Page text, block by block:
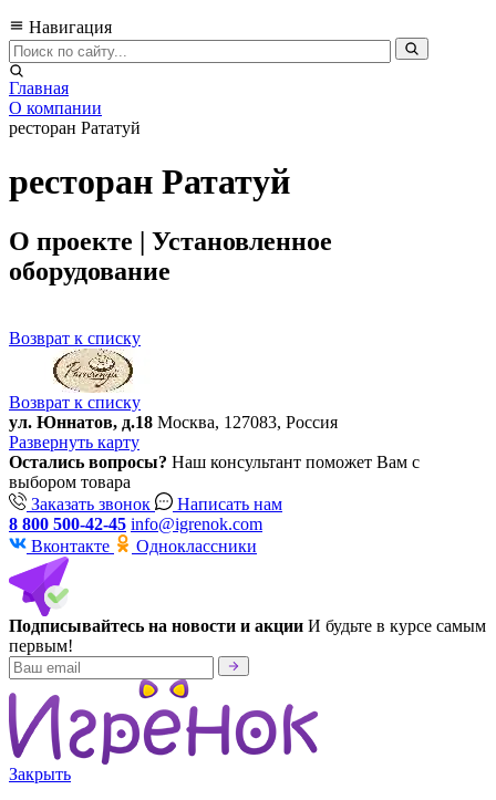
Навигация
Главная
О компании
ресторан Рататуй
ресторан Рататуй
О проекте | Установленное
оборудование
Возврат к списку
Возврат к списку
ул. Юннатов, д.18 Москва, 127083, Россия
Развернуть карту
Остались вопросы? Наш консультант поможет Вам с
выбором товара
Заказать звонок
Написать нам
8 800 500-42-45 info@igrenok.com
Вконтакте
Одноклассники
Подписывайтесь на новости и акции И будьте в курсе самым
первым!
Закрыть